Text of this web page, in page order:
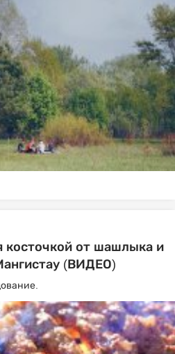
косточкой от шашлыка и
(ВИДЕО)